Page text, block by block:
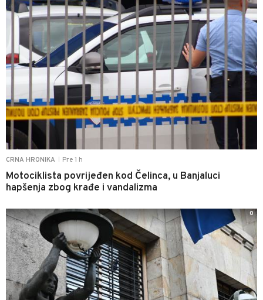
CRNA HRONIKA Pre 1 h
Motociklista povrijeđen kod Čelinca, u Banjaluci
hapšenja zbog krađe i vandalizma
0